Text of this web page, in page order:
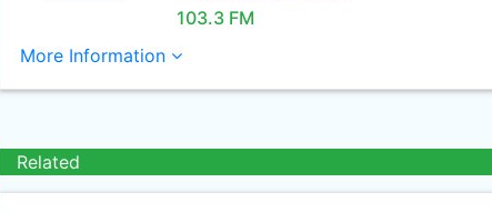
103.3 FM
More Information
Related